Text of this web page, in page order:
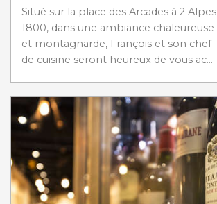
Situé sur la place des Arcades à 2 Alpes
1800, dans une ambiance chaleureuse
et montagnarde, François et son chef
de cuisine seront heureux de vous ac...